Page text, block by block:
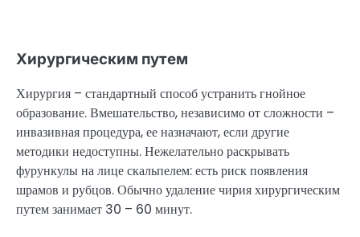
Хирургическим путем
Хирургия – стандартный способ устранить гнойное
образование. Вмешательство, независимо от сложности –
инвазивная процедура, ее назначают, если другие
методики недоступны. Нежелательно раскрывать
фурункулы на лице скальпелем: есть риск появления
шрамов и рубцов. Обычно удаление чирия хирургическим
путем занимает 30 – 60 минут.